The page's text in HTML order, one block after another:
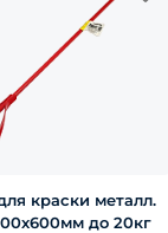
краски металл.
до 20кг